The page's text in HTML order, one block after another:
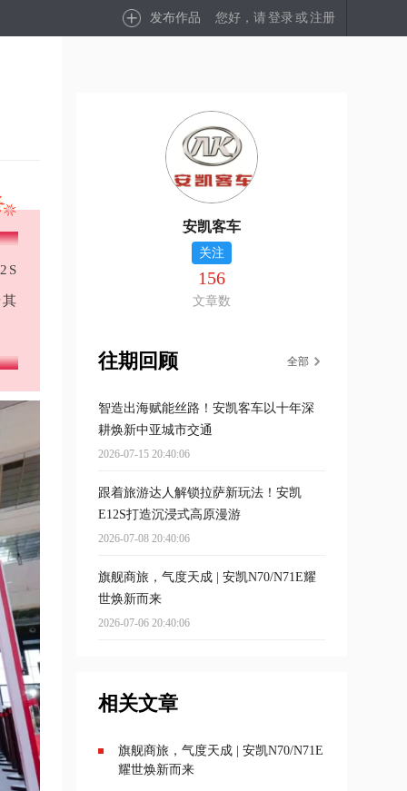
发布作品 您好，请登录 或注册
安凯客车
关注
156
文章数
往期回顾 全部
智造出海赋能丝路！安凯客车以十年深
耕焕新中亚城市交通
2026-07-15 20:40:06
跟着旅游达人解锁拉萨新玩法！安凯
E12S打造沉浸式高原漫游
2026-07-08 20:40:06
旗舰商旅，气度天成 | 安凯N70/N71E耀
世焕新而来
2026-07-06 20:40:06
相关文章
旗舰商旅，气度天成 | 安凯N70/N71E
耀世焕新而来